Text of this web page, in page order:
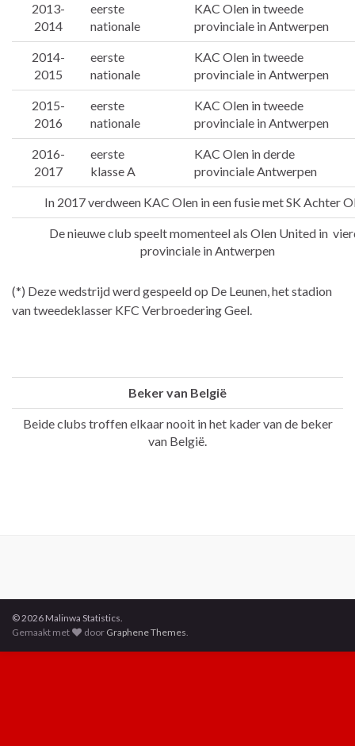
2013-
2014
eerste
nationale
KAC Olen in tweede
provinciale in Antwerpen
2014-
2015
eerste
nationale
KAC Olen in tweede
provinciale in Antwerpen
2015-
2016
eerste
nationale
KAC Olen in tweede
provinciale in Antwerpen
2016-
2017
eerste
klasse A
KAC Olen in derde
provinciale Antwerpen
In 2017 verdween KAC Olen in een fusie met SK Achter
De nieuwe club speelt momenteel als Olen United in
provinciale in Antwerpen
(*) Deze wedstrijd werd gespeeld op De Leunen, het stadion
van tweedeklasser KFC Verbroedering Geel.
Beker van België
Beide clubs troffen elkaar nooit in het kader van de beker
van België.
© 2026 Malinwa Statistics.
Gemaakt met
door Graphene Themes.